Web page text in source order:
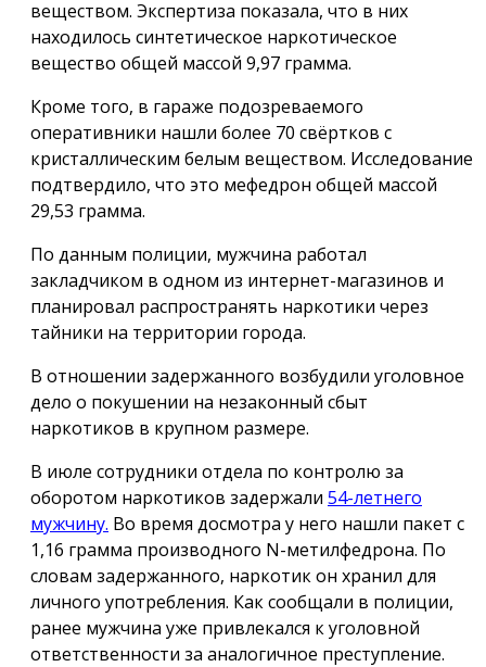
веществом. Экспертиза показала, что в них
находилось синтетическое наркотическое
вещество общей массой 9,97 грамма.
Кроме того, в гараже подозреваемого
оперативники нашли более 70 свёртков с
кристаллическим белым веществом. Исследование
подтвердило, что это мефедрон общей массой
29,53 грамма.
По данным полиции, мужчина работал
закладчиком в одном из интернет-магазинов и
планировал распространять наркотики через
тайники на территории города.
В отношении задержанного возбудили уголовное
дело о покушении на незаконный сбыт
наркотиков в крупном размере.
В июле сотрудники отдела по контролю за
оборотом наркотиков задержали 54-летнего
мужчину. Во время досмотра у него нашли пакет с
1,16 грамма производного N-метилфедрона. По
словам задержанного, наркотик он хранил для
личного употребления. Как сообщали в полиции,
ранее мужчина уже привлекался к уголовной
ответственности за аналогичное преступление.